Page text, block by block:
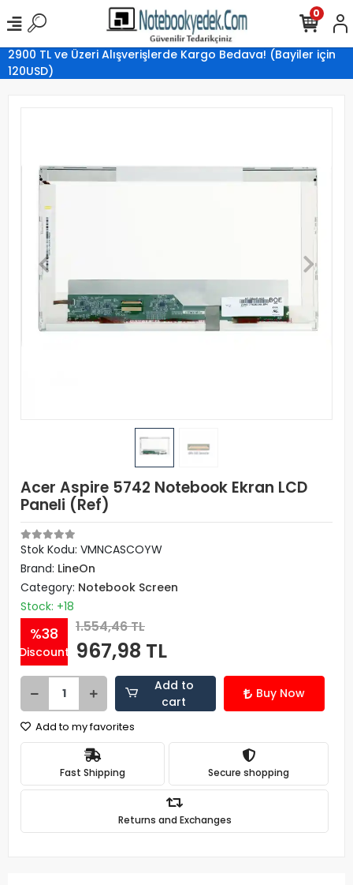
2900 TL ve Üzeri Alışverişlerde Kargo Bedava! (Bayiler için
120USD)
0
Acer Aspire 5742 Notebook Ekran LCD
Paneli (Ref)
Stok Kodu: VMNCASCOYW
Brand: LineOn
Category: Notebook Screen
Stock: +18
%38
Discount
1.554,46 TL
967,98 TL
Add to
cart
Buy Now
Add to my favorites
Fast Shipping Secure shopping
Returns and Exchanges